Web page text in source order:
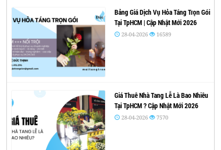
Bảng Giá Dịch Vụ Hỏa Táng Trọn Gói
Tại TpHCM | Cập Nhật Mới 2026
28-04-2026 16589
Giá Thuê Nhà Tang Lễ Là Bao Nhiêu
Tại TpHCM ? Cập Nhật Mới 2026
28-04-2026 7570